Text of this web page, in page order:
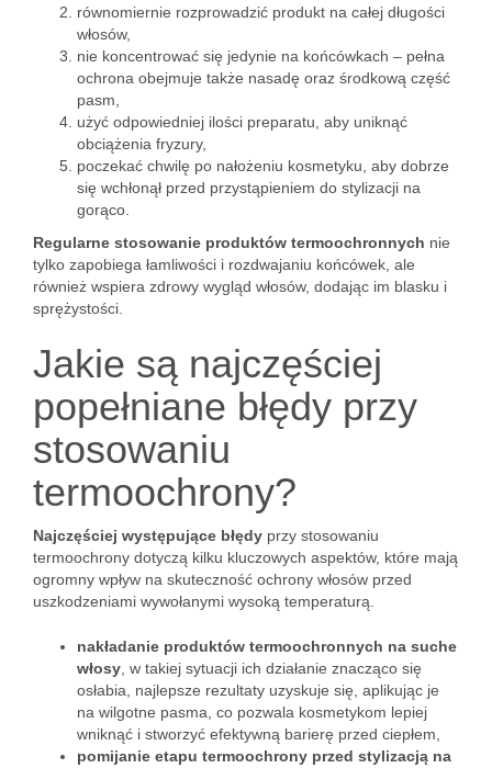
równomiernie rozprowadzić produkt na całej długości
włosów,
nie koncentrować się jedynie na końcówkach – pełna
ochrona obejmuje także nasadę oraz środkową część
pasm,
użyć odpowiedniej ilości preparatu, aby uniknąć
obciążenia fryzury,
poczekać chwilę po nałożeniu kosmetyku, aby dobrze
się wchłonął przed przystąpieniem do stylizacji na
gorąco.
Regularne stosowanie produktów termoochronnych nie
tylko zapobiega łamliwości i rozdwajaniu końcówek, ale
również wspiera zdrowy wygląd włosów, dodając im blasku i
sprężystości.
Jakie są najczęściej
popełniane błędy przy
stosowaniu
termoochrony?
Najczęściej występujące błędy przy stosowaniu
termoochrony dotyczą kilku kluczowych aspektów, które mają
ogromny wpływ na skuteczność ochrony włosów przed
uszkodzeniami wywołanymi wysoką temperaturą.
nakładanie produktów termoochronnych na suche
włosy , w takiej sytuacji ich działanie znacząco się
osłabia, najlepsze rezultaty uzyskuje się, aplikując je
na wilgotne pasma, co pozwala kosmetykom lepiej
wniknąć i stworzyć efektywną barierę przed ciepłem,
pomijanie etapu termoochrony przed stylizacją na